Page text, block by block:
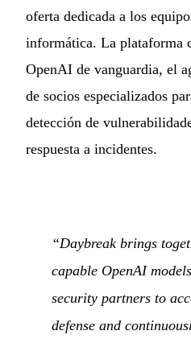
oferta dedicada a los
informática. La plataforma
OpenAI de vanguardia, el
de socios especializados
detección de
respuesta a incidentes.
“Daybreak brings
capable OpenAI
security partners to
defense and